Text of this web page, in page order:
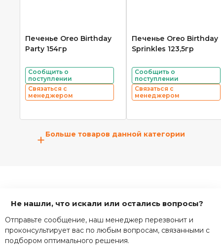
Печенье Oreo Birthday
Party 154гр
Сообщить о
поступлении
Связаться с
менеджером
Печенье Oreo Birthday
Sprinkles 123,5гр
Сообщить о
поступлении
Связаться с
менеджером
+Больше товаров данной категории
Не нашли, что искали или остались вопросы?
Отправьте сообщение, наш менеджер перезвонит и
проконсультирует вас по любым вопросам, связанными с
подбором оптимального решения.